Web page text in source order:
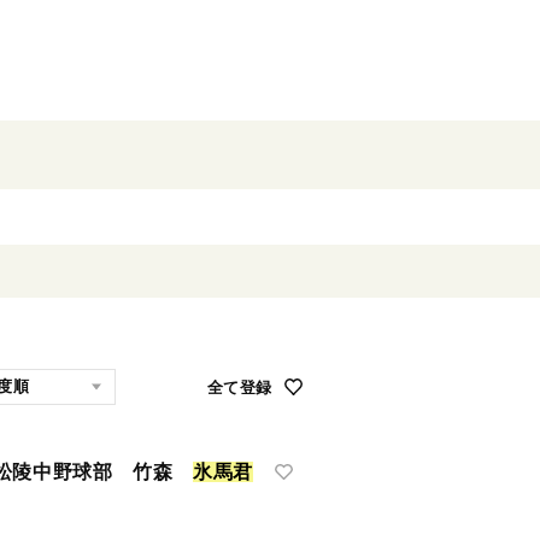
全て登録
陵中野球部 竹森 氷馬君